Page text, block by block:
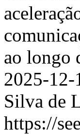
ao longo
2025-
Silva de
https://